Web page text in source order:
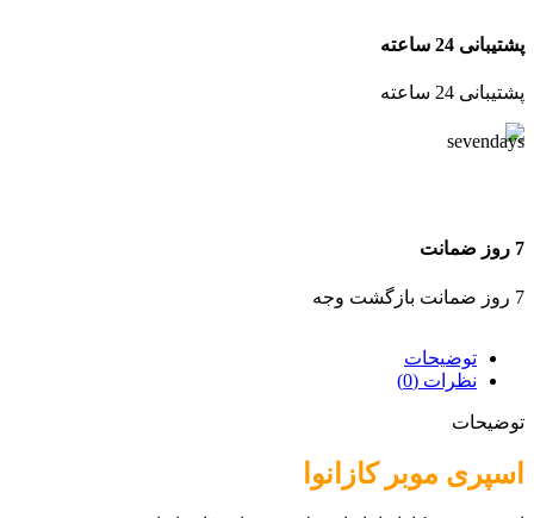
پشتیبانی 24 ساعته
پشتیبانی 24 ساعته
7 روز ضمانت
7 روز ضمانت بازگشت وجه
توضیحات
نظرات (0)
توضیحات
اسپری موبر کازانوا